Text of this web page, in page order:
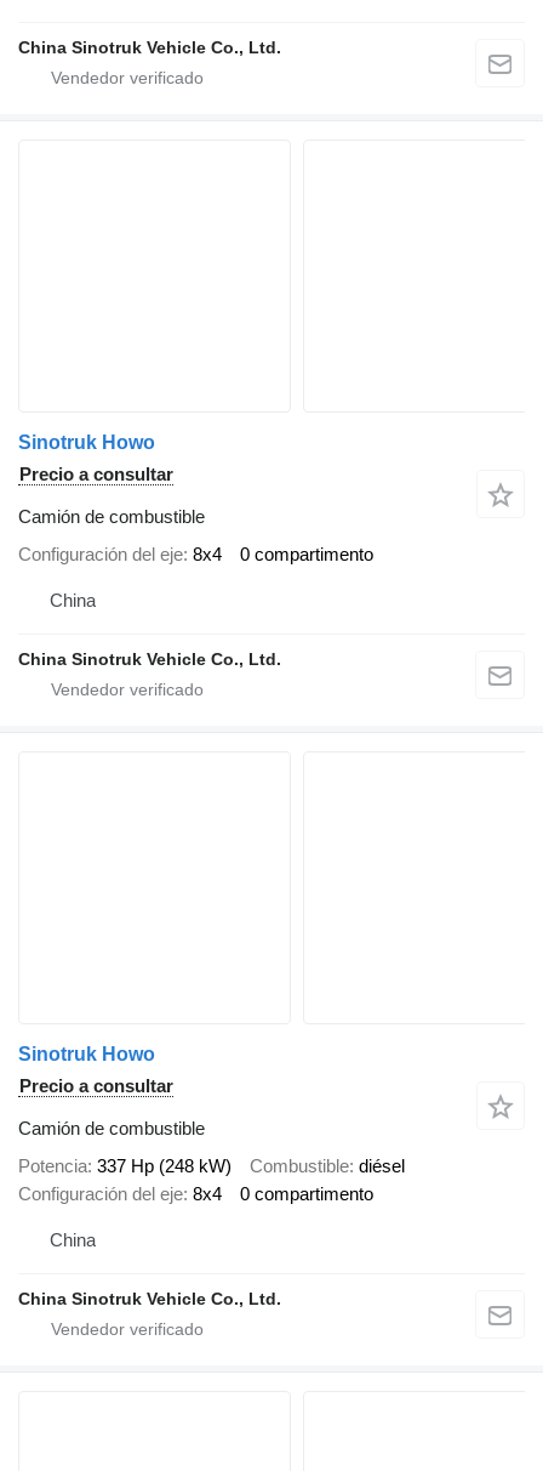
China Sinotruk Vehicle Co., Ltd.
Sinotruk Howo
Precio a consultar
Camión de combustible
Configuración del eje 8x4 0 compartimento
China
China Sinotruk Vehicle Co., Ltd.
Sinotruk Howo
Precio a consultar
Camión de combustible
Potencia 337 Hp (248 kW) Combustible diésel
Configuración del eje 8x4 0 compartimento
China
China Sinotruk Vehicle Co., Ltd.